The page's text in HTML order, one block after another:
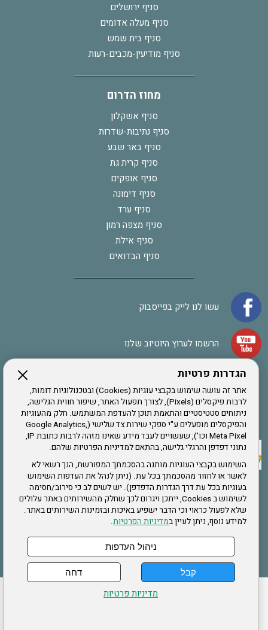
הגדרות פרטיות
אתר זה עושה שימוש בקבצי עוגיות (Cookies) ובטכנולוגיות דומות,
לרבות פיקסלים (Pixels), לצורך תפעול האתר, שיפור חווית הגלישה,
ניתוחים סטטיסטיים והתאמת תוכן להעדפת המשתמש. חלק מהעוגיות
והפיקסלים מופעלים ע"י ספקי שירות צד שלישי (Google Analytics,
Meta Pixel וכו'), שעשויים לעבד מידע שאינו מזהה לרבות כתובת IP,
נתוני דפדפן והרגלי גלישה, בהתאם למדיניות הפרטיות שלהם.
השימוש בקבצי העוגיות מותנה בהסכמתך המפורשת, הנך רשאי לא
לאשר או לחזור מהסכמתך בכל עת. (ניתן לנהל את העדפות השימוש
בעוגיות בכל עת דרך הגדרות הדפדפן). יש לשים לב כי סירוב/חסימה
לשימוש ב Cookies, ייתכן ויגרום לכך שחלק מהשירותים באתר עלולים
שלא לפעול כראוי וכי הדבר ישפיע באיכות ובזמינות השירותים באתר.
למידע נוסף, ניתן לעיין במדיניות הפרטיות.
קבל דחה
ניהול העדפות
מדיניות פרטיות
סניף ירושלים
סניף מעלה אדומים
סניף בית שמש
סניף מודיעין-מכבים-רעות
מחוז הדרום
סניף אשקלון
סניף נתיבות-שדרות
סניף באר שבע
סניף קרית גת
סניף אופקים
סניף דימונה
סניף ערד
סניף מצפה רמון
סניף אילת
סניף הבדואים
עשו לנו לייק בפייסבוק
הרשמו לערוץ היוטיוב שלנו
אתר צה"ל
תקנון האתר
שירותים
תעסוקה
בריאות
הצהרת נגישות לעדכון פרטים אישיים